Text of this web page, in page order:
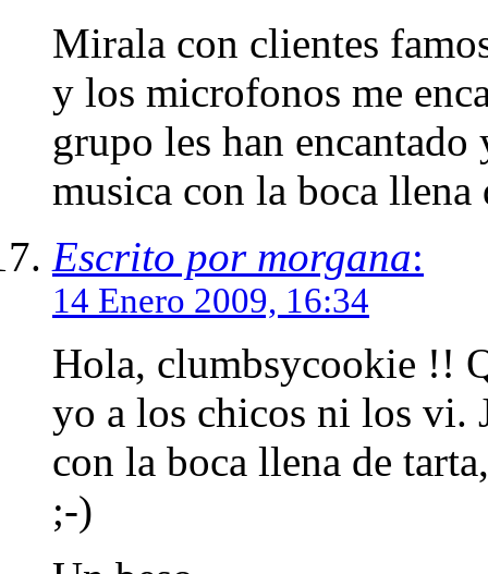
Mirala con clientes
y los microfonos me
grupo les han
musica con la boca llena
Escrito por morgana:
14 Enero 2009, 16:34
Hola, clumbsycookie !!
yo a los chicos ni los vi.
con la boca llena de
;-)